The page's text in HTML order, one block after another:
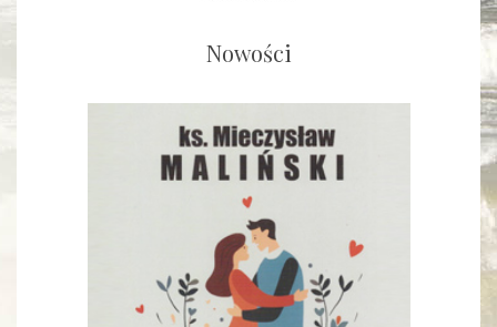
Nowości